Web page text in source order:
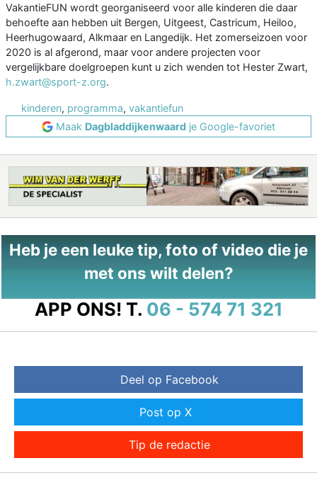
VakantieFUN wordt georganiseerd voor alle kinderen die daar
behoefte aan hebben uit Bergen, Uitgeest, Castricum, Heiloo,
Heerhugowaard, Alkmaar en Langedijk. Het zomerseizoen voor
2020 is al afgerond, maar voor andere projecten voor
vergelijkbare doelgroepen kunt u zich wenden tot Hester Zwart,
h.zwart@sport-z.org.
kinderen, programma, vakantiefun
Maak Dagbladdijkenwaard je Google-favoriet
Heb je een leuke tip, foto of video die je
met ons wilt delen?
APP ONS! T. 06 - 574 71 321
Deel op Facebook
Post op X
Tip de redactie